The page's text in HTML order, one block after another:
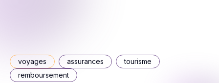
voyages assurances
tourisme
remboursement